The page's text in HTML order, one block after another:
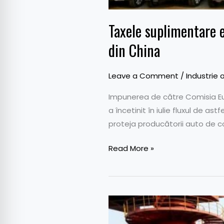
Taxele
din China
Leave a Comment / Industrie
Impunerea de către Comisia
a încetinit în iulie fluxul de
proteja producătorii auto de
Read More »
T&E:
25%